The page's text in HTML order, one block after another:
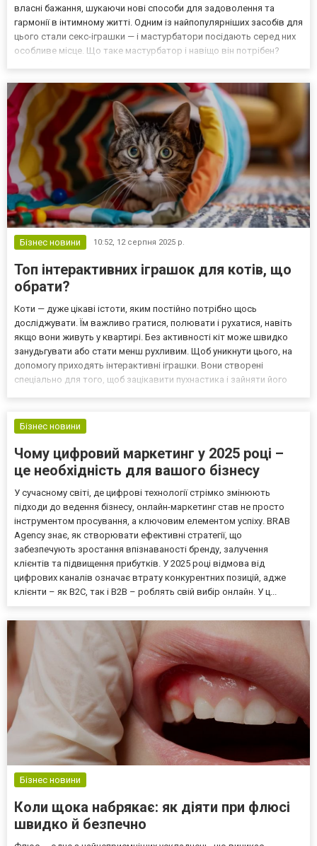
власні бажання, шукаючи нові способи для задоволення та
гармонії в інтимному житті. Одним із найпопулярніших засобів для
цього стали секс-іграшки — і мастурбатори посідають серед них
особливе місце. Що таке мастурбатор і навіщо він потрібен?
Бізнес новини 10:52, 12 серпня 2025 р.
Топ інтерактивних іграшок для котів, що
обрати?
Коти — дуже цікаві істоти, яким постійно потрібно щось
досліджувати. Їм важливо гратися, полювати і рухатися, навіть
якщо вони живуть у квартирі. Без активності кіт може швидко
занудьгувати або стати менш рухливим. Щоб уникнути цього, на
допомогу приходять інтерактивні іграшки. Вони створені
спеціально для того, щоб зацікавити пухнастика і зайняти його
Бізнес новини
Чому цифровий маркетинг у 2025 році –
це необхідність для вашого бізнесу
У сучасному світі, де цифрові технології стрімко змінюють
підходи до ведення бізнесу, онлайн-маркетинг став не просто
інструментом просування, а ключовим елементом успіху. BRAB
Agency знає, як створювати ефективні стратегії, що
забезпечують зростання впізнаваності бренду, залучення
клієнтів та підвищення прибутків. У 2025 році відмова від
цифрових каналів означає втрату конкурентних позицій, адже
клієнти – як B2C, так і B2B – роблять свій вибір онлайн. У ц...
Бізнес новини
Коли щока набрякає: як діяти при флюсі
швидко й безпечно